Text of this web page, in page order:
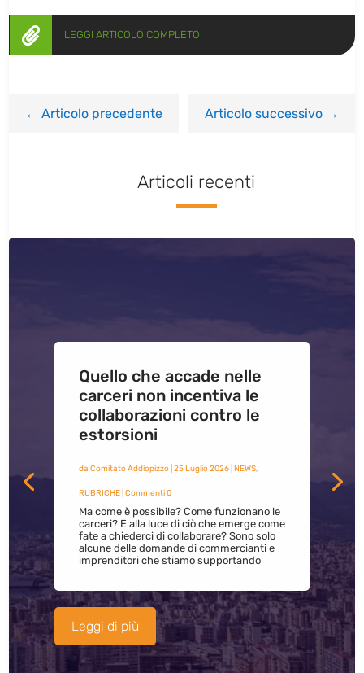
 LEGGI ARTICOLO COMPLETO
←Articolo precedente Articolo successivo→
Articoli recenti
Quello che accade nelle
carceri non incentiva le
collaborazioni contro le
estorsioni
da Comitato Addiopizzo| 25 Luglio 2026| NEWS,
RUBRICHE| Commenti 0
Ma come è possibile? Come funzionano le
carceri? E alla luce di ciò che emerge come
fate a chiederci di collaborare? Sono solo
alcune delle domande di commercianti e
imprenditori che stiamo supportando
Leggi di più